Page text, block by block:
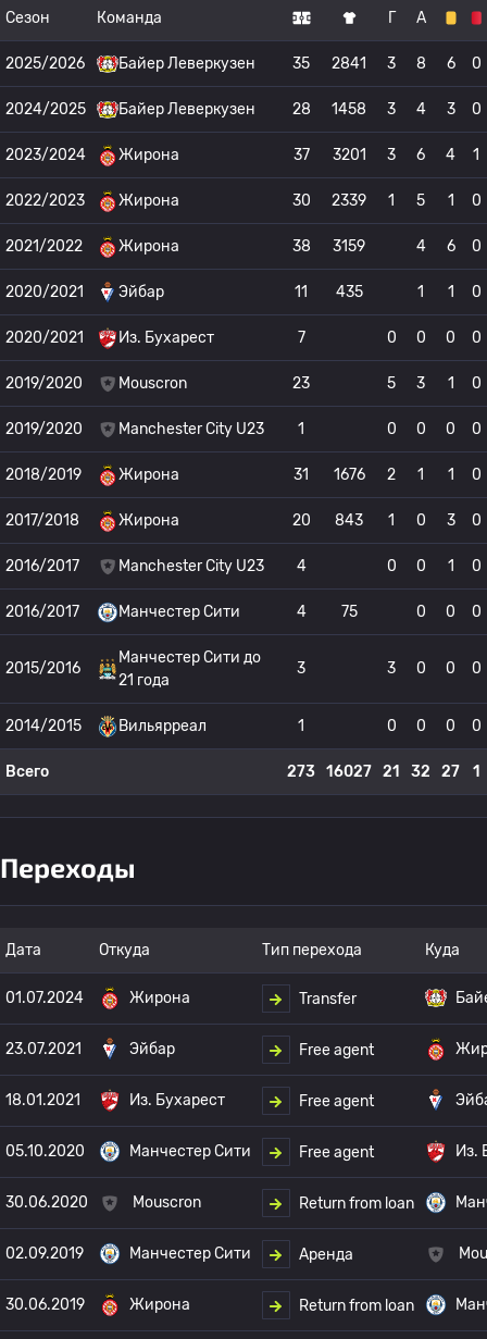
Сезон Команда Г А
2025/2026 Байер Леверкузен 35 2841 3 8 6 0
2024/2025 Байер Леверкузен 28 1458 3 4 3 0
2023/2024 Жирона 37 3201 3 6 4 1
2022/2023 Жирона 30 2339 1 5 1 0
2021/2022 Жирона 38 3159 4 6 0
2020/2021 Эйбар 11 435 1 1 0
2020/2021 Из. Бухарест 7 0 0 0 0
2019/2020 Mouscron 23 5 3 1 0
2019/2020 Manchester City U23 1 0 0 0 0
2018/2019 Жирона 31 1676 2 1 1 0
2017/2018 Жирона 20 843 1 0 3 0
2016/2017 Manchester City U23 4 0 0 1 0
2016/2017 Манчестер Сити 4 75 0 0 0
2015/2016
Манчестер Сити до
21 года
3 3 0 0 0
2014/2015 Вильярреал 1 0 0 0 0
Всего 273 16027 21 32 27 1
Переходы
Дата Откуда Тип перехода Куда
01.07.2024 Жирона Transfer
23.07.2021 Эйбар Free agent
18.01.2021 Из. Бухарест Free agent
05.10.2020 Манчестер Сити Free agent Из.
30.06.2020 Mouscron Return from loan
02.09.2019 Манчестер Сити Аренда
30.06.2019 Жирона Return from loan